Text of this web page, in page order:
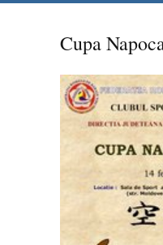
Cupa